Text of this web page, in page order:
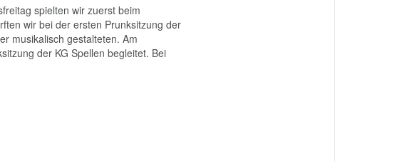
spielten wir zuerst beim
wir bei der ersten Prunksitzung der
musikalisch gestalteten. Am
der KG Spellen begleitet. Bei